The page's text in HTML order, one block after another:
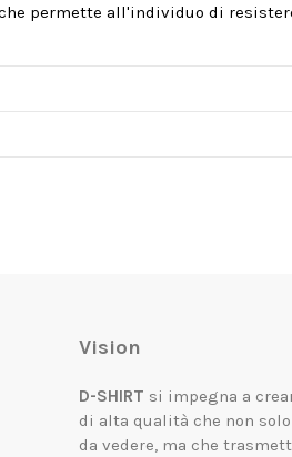
permette all'individuo di
Vision
D-SHIRT si impegna a
di alta qualità che non
da vedere, ma che